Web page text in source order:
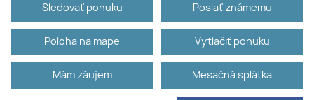
Sledovať ponuku Poslať známemu
Poloha na mape Vytlačiť ponuku
Mám záujem Mesačná splátka